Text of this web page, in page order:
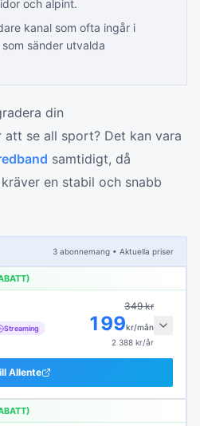
och alpint.
kanal som ofta ingår i
sänder utvalda
din
att se all sport? Det kan vara
samtidigt, då
en stabil och snabb
3 abonnemang • Aktuella priser
Streaming
349kr
199kr/mån
2 388 kr/år
Allente